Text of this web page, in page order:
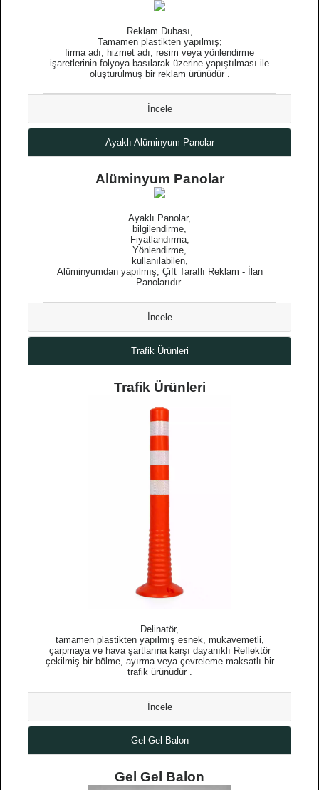
Reklam Dubası,
Tamamen plastikten yapılmış;
firma adı, hizmet adı, resim veya yönlendirme
işaretlerinin folyoya basılarak üzerine yapıştılması ile
oluşturulmuş bir reklam ürünüdür .
İncele
Ayaklı Alüminyum Panolar
Alüminyum Panolar
Ayaklı Panolar,
bilgilendirme,
Fiyatlandırma,
Yönlendirme,
kullanılabilen,
Alüminyumdan yapılmış, Çift Taraflı Reklam - İlan
Panolarıdır.
İncele
Trafik Ürünleri
Trafik Ürünleri
Delinatör,
tamamen plastikten yapılmış esnek, mukavemetli,
çarpmaya ve hava şartlarına karşı dayanıklı Reflektör
çekilmiş bir bölme, ayırma veya çevreleme maksatlı bir
trafik ürünüdür .
İncele
Gel Gel Balon
Gel Gel Balon